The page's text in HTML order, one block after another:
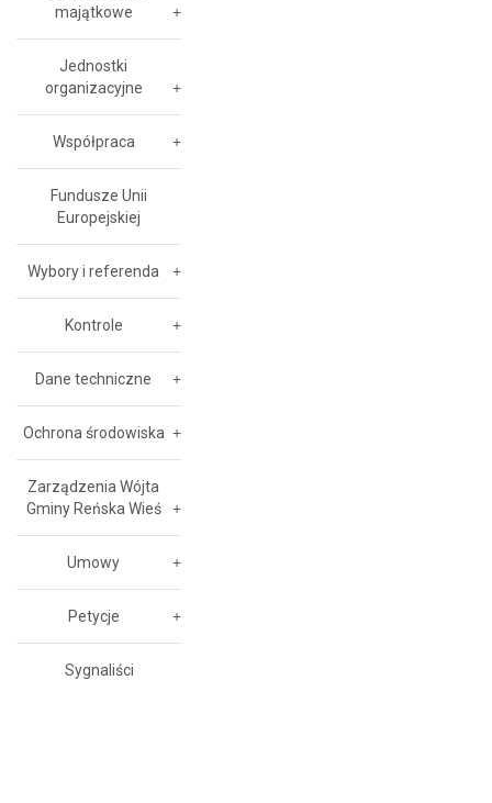
majątkowe
Jednostki
organizacyjne
Współpraca
Fundusze Unii
Europejskiej
Wybory i referenda
Kontrole
Dane techniczne
Ochrona środowiska
Zarządzenia Wójta
Gminy Reńska Wieś
Umowy
Petycje
Sygnaliści